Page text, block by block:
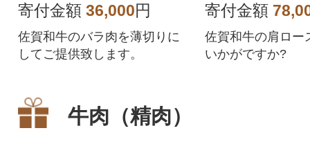
寄付金額 36,000円
佐賀和牛のバラ肉を薄切りに
してご提供致します。
寄付金額
佐賀和牛の肩ロー
いかがですか?
牛肉（精肉）